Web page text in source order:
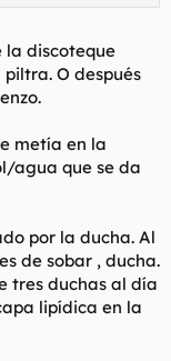
la discoteque
O después
metía en la
agua que se da
por la ducha. Al
de sobar , ducha.
tres duchas al día
lipídica en la